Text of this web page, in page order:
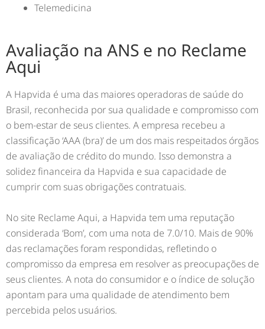
Telemedicina
Avaliação na ANS e no Reclame
Aqui
A Hapvida é uma das maiores operadoras de saúde do
Brasil, reconhecida por sua qualidade e compromisso com
o bem-estar de seus clientes. A empresa recebeu a
classificação ‘AAA (bra)’ de um dos mais respeitados órgãos
de avaliação de crédito do mundo. Isso demonstra a
solidez financeira da Hapvida e sua capacidade de
cumprir com suas obrigações contratuais.
No site Reclame Aqui, a Hapvida tem uma reputação
considerada ‘Bom’, com uma nota de 7.0/10. Mais de 90%
das reclamações foram respondidas, refletindo o
compromisso da empresa em resolver as preocupações de
seus clientes. A nota do consumidor e o índice de solução
apontam para uma qualidade de atendimento bem
percebida pelos usuários.